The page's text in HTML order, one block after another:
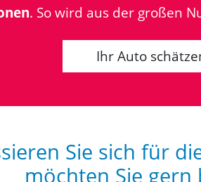
. So wird aus der großen
Ihr Auto
Sie sich für
möchten Sie gern